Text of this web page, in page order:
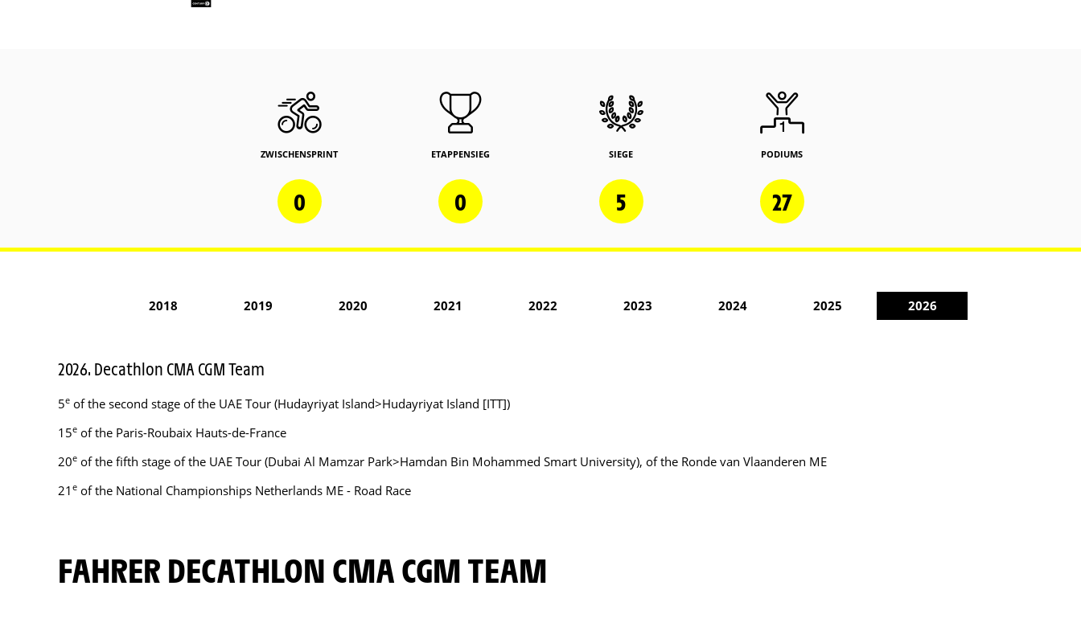
ZWISCHENSPRINT
0
ETAPPENSIEG
0
SIEGE
5
PODIUMS
27
2018 2019 2020 2021 2022 2023 2024 2025 2026
2026. Decathlon CMA CGM Team
5e of the second stage of the UAE Tour (Hudayriyat Island>Hudayriyat Island [ITT])
15e of the Paris-Roubaix Hauts-de-France
20e of the fifth stage of the UAE Tour (Dubai Al Mamzar Park>Hamdan Bin Mohammed Smart University), of the Ronde van Vlaanderen ME
21 e of the National Championships Netherlands ME - Road Race
FAHRER DECATHLON CMA CGM TEAM